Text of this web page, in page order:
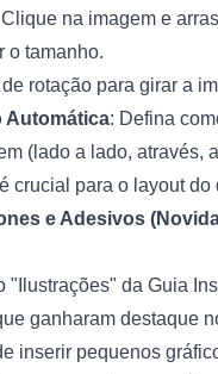
Clique na imagem e
o tamanho.
rotação para girar a
Automática: Defina
(lado a lado, através,
crucial para o layout do
e Adesivos
"Ilustrações" da Guia
ganharam destaque
inserir pequenos